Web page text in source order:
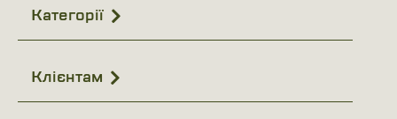
Категорії
Клієнтам